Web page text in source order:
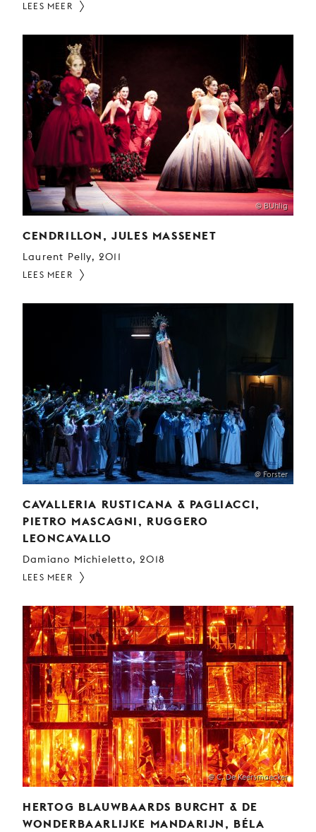
LEES MEER
© BUhlig
CENDRILLON, JULES MASSENET
Laurent Pelly, 2011
LEES MEER
@ Forster
CAVALLERIA RUSTICANA & PAGLIACCI,
PIETRO MASCAGNI, RUGGERO
LEONCAVALLO
Damiano Michieletto, 2018
LEES MEER
@ C. De Keersmaecker
HERTOG BLAUWBAARDS BURCHT & DE
WONDERBAARLIJKE MANDARIJN, BÉLA